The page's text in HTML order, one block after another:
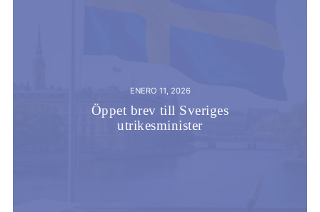
ENERO 11, 2026
Öppet brev till Sveriges
utrikesminister